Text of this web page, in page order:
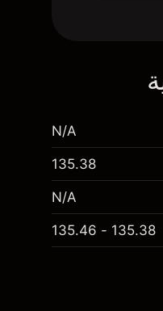
N/A
135.38
N/A
135.38 - 135.46